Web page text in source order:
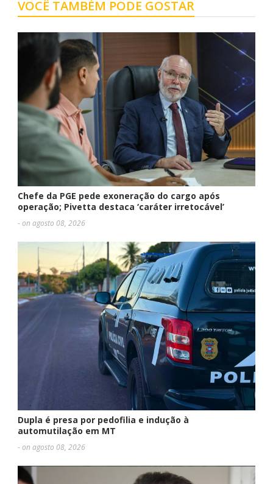
VOCÊ TAMBÉM PODE GOSTAR
Chefe da PGE pede exoneração do cargo após
operação; Pivetta destaca ‘caráter irretocável’
- on agosto 08, 2026
Dupla é presa por pedofilia e indução à
automutilação em MT
- on agosto 08, 2026